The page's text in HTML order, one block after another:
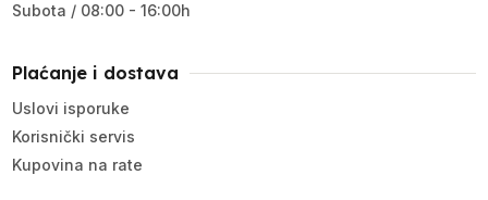
Subota / 08:00 - 16:00h
Plaćanje i dostava
Uslovi isporuke
Korisnički servis
Kupovina na rate